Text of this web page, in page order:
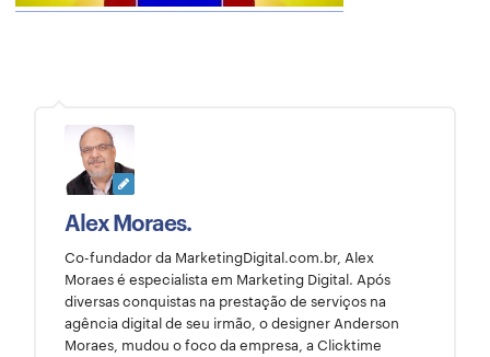
Alex Moraes.
Co-fundador da MarketingDigital.com.br, Alex
Moraes é especialista em Marketing Digital. Após
diversas conquistas na prestação de serviços na
agência digital de seu irmão, o designer Anderson
Moraes, mudou o foco da empresa, a Clicktime